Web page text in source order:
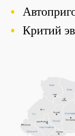
Критий